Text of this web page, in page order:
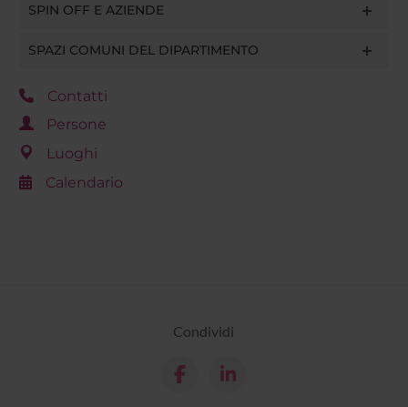
SPIN OFF E AZIENDE
SPAZI COMUNI DEL DIPARTIMENTO
Contatti
Persone
Luoghi
Calendario
Condividi